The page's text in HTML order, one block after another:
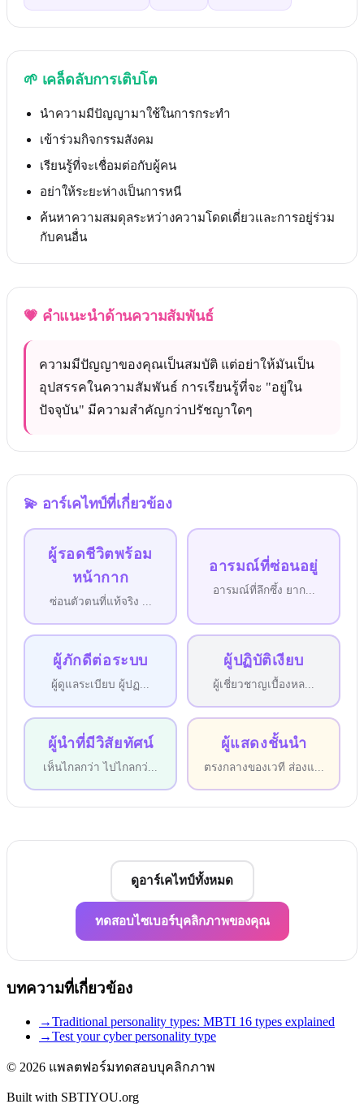
🌱 เคล็ดลับการเติบโต
นำความมีปัญญามาใช้ในการกระทำ
เข้าร่วมกิจกรรมสังคม
เรียนรู้ที่จะเชื่อมต่อกับผู้คน
อย่าให้ระยะห่างเป็นการหนี
ค้นหาความสมดุลระหว่างความโดดเดี่ยวและการอยู่ร่วม
กับคนอื่น
💗 คำแนะนำด้านความสัมพันธ์
ความมีปัญญาของคุณเป็นสมบัติ แต่อย่าให้มันเป็น
อุปสรรคในความสัมพันธ์ การเรียนรู้ที่จะ "อยู่ใน
ปัจจุบัน" มีความสำคัญกว่าปรัชญาใดๆ
💫 อาร์เคไทป์ที่เกี่ยวข้อง
ผู้รอดชีวิตพร้อม
หน้ากาก
ซ่อนตัวตนที่แท้จริง ...
อารมณ์ที่ซ่อนอยู่
อารมณ์ที่ลึกซึ้ง ยาก
ผู้ภักดีต่อระบบ
ผู้ดูแลระเบียบ ผู้ปฏ...
ผู้ปฏิบัติเงียบ
ผู้เชี่ยวชาญเบื้องหล...
ผู้นำที่มีวิสัยทัศน์
เห็นไกลกว่า ไปไกลกว่...
ผู้แสดงชั้นนำ
ตรงกลางของเวที ส่องแ...
ดูอาร์เคไทป์ทั้งหมด
ทดสอบไซเบอร์บุคลิกภาพของคุณ
บทความที่เกี่ยวข้อง
→Traditional personality types: MBTI 16 types explained
→Test your cyber personality type
© 2026 แพลตฟอร์มทดสอบบุคลิกภาพ
Built with SBTIYOU.org